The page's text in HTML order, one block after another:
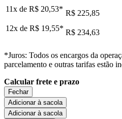
11x de R$ 20,53* R$ 225,85
12x de R$ 19,55* R$ 234,63
*Juros: Todos os encargos da
parcelamento e outras tarifas estão
Calcular frete e prazo
Fechar
Adicionar à sacola
Adicionar à sacola